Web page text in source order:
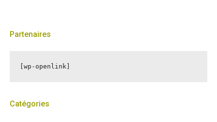
Partenaires
[wp-openlink]
Catégories